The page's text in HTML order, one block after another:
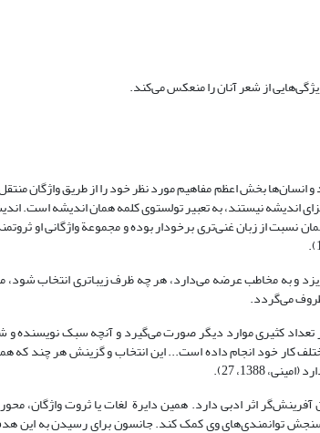
انسان‌ها بخش اعظم مفاهیم مورد نظر خود را از طریق واژگان
اندیشه نیستند، به تعبیر تولستوی کلمه همان اندیشه است.
از زبان غنی‌تری برخودار بوده و مجموعة واژگانی او
و به مخاطب عرضه می‌دارد، هر چه ظرف زیباتری انتخاب شود،
می‌گردد.
تعداد کثیری موارد دیگر صورت می‌گیرد و آنچه سبک نویسنده و
کار خود انجام داده است... این انتخاب و گزینش هر چند که
1388، 27).
آفرینش‌گر اثر ادبی دارد. همین دایرة لغات یا ثروت واژگان،
توانمندی‌های وی کمک کند. جانسون برای رسیدن به این